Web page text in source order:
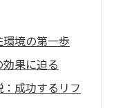
境の第一歩
果に迫る
成功するリフ